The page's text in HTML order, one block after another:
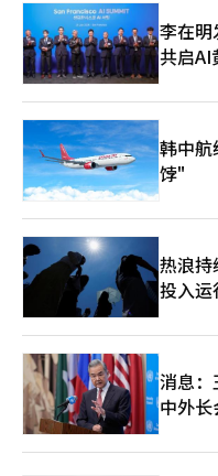
定降价幅度。”他还指出：
的行业，电价负担较重，因
地区产业的竞争力。”气候
度。该制度将根据数据中心
系，鼓励大型电力需求设施
边境地区开展大规模太阳能
动可再生能源100GW的提
电力将通过现金结算的“阳
抵消方式。结算周期正在考
型模块化反应堆（SMR）的
第12次电力供给基本计划（
布局进行建设。气候部计划
产业园区能够立即连接电力
化等方式提高居民的接受度
系转型，气候部还计划设立
监管局”（暂定名）。 ◆
基础设施全面改造作为先进
系也将全面改造。国家水资
缩短至两年，并将收回过度
活应对需求变化。同时，将
利用，扩大大规模供水和污
李在明
共启AI
韩中
饽"
热浪持
投入运
消息：
中外长